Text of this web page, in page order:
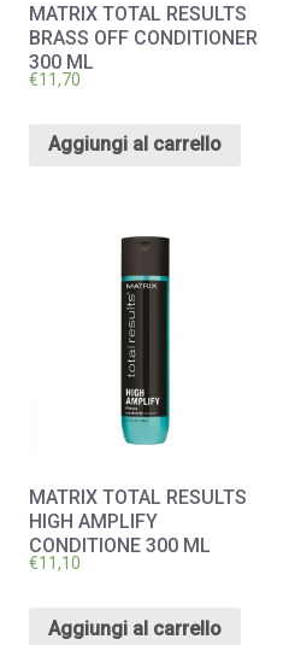
MATRIX TOTAL RESULTS
BRASS OFF CONDITIONER
300 ML
€11,70
Aggiungi al carrello
MATRIX TOTAL RESULTS
HIGH AMPLIFY
CONDITIONE 300 ML
€11,10
Aggiungi al carrello